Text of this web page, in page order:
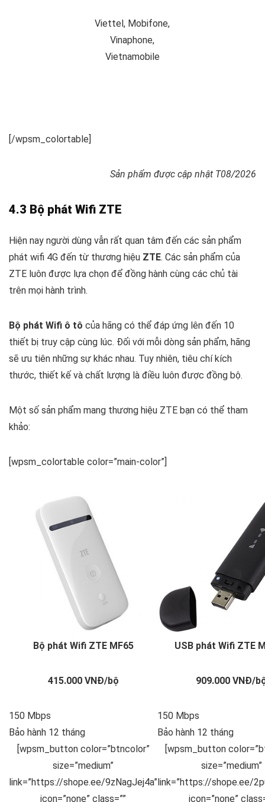
Viettel, Mobifone,
Vinaphone,
Vietnamobile
[/wpsm_colortable]
Sản phẩm được cập nhật T08/2026
4.3 Bộ phát Wifi ZTE
Hiện nay người dùng vẫn rất quan tâm đến các sản phẩm
phát wifi 4G đến từ thương hiệu ZTE. Các sản phẩm của
ZTE luôn được lựa chọn để đồng hành cùng các chủ tài
trên mọi hành trình.
Bộ phát Wifi ô tô của hãng có thể đáp ứng lên đến 10
thiết bị truy cập cùng lúc. Đối với mỗi dòng sản phẩm, hãng
sẽ ưu tiên những sự khác nhau. Tuy nhiên, tiêu chí kích
thước, thiết kế và chất lượng là điều luôn được đồng bộ.
Một số sản phẩm mang thương hiệu ZTE bạn có thể tham
khảo:
[wpsm_colortable color=”main-color”]
Bộ phát Wifi ZTE MF65 USB phát Wifi ZTE
415.000 VNĐ/bộ 909.000 VNĐ/
150 Mbps
150 Mbps
Bảo hành 12 tháng
Bảo hành 12 tháng
[wpsm_button color=”btncolor”
size=”medium”
link=”https://shope.ee/9zNagJej4a”
icon=”none” class=””
[wpsm_button
size=”medium”
link=”https://shope.ee/
icon=”none”